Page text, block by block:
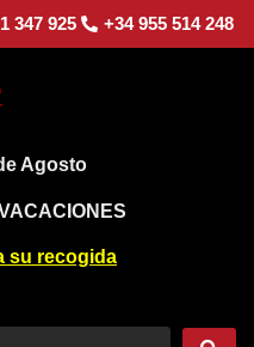
347 925 +34 955 514 248
Agosto
su recogida